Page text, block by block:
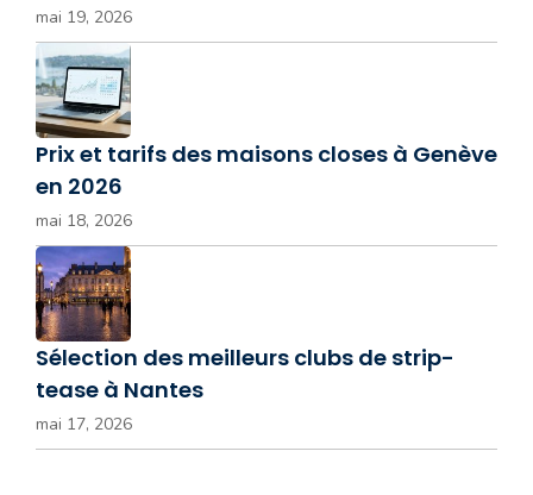
mai 19, 2026
Prix et tarifs des maisons closes à Genève
en 2026
mai 18, 2026
Sélection des meilleurs clubs de strip-
tease à Nantes
mai 17, 2026